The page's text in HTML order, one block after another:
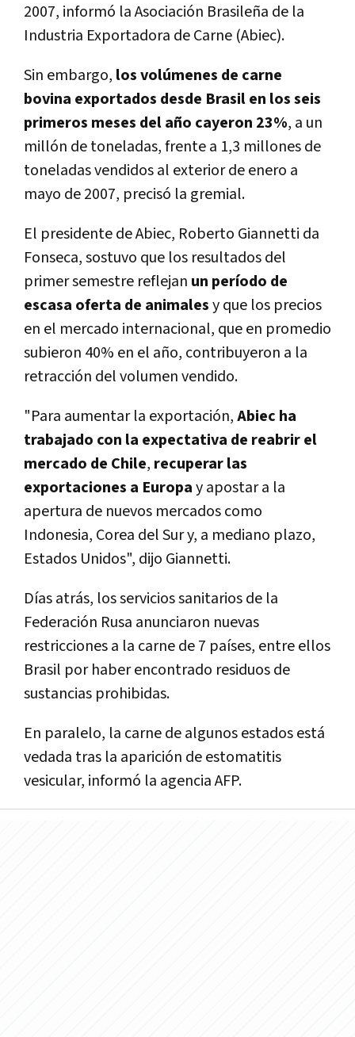
2007, informó la Asociación Brasileña de la
Industria Exportadora de Carne (Abiec).
Sin embargo, los volúmenes de carne
bovina exportados desde Brasil en los seis
primeros meses del año cayeron 23%, a un
millón de toneladas, frente a 1,3 millones de
toneladas vendidos al exterior de enero a
mayo de 2007, precisó la gremial.
El presidente de Abiec, Roberto Giannetti da
Fonseca, sostuvo que los resultados del
primer semestre reflejan un perí­odo de
escasa oferta de animalesy que los precios
en el mercado internacional, que en promedio
subieron 40% en el año, contribuyeron a la
retracción del volumen vendido.
"Para aumentar la exportación,Abiec ha
trabajado con la expectativa de reabrir el
mercado de Chile, recuperar las
exportaciones a Europay apostar a la
apertura de nuevos mercados como
Indonesia, Corea del Sur y, a mediano plazo,
Estados Unidos", dijo Giannetti.
Dí­as atrás, los servicios sanitarios de la
Federación Rusa anunciaron nuevas
restricciones a la carne de 7 paí­ses, entre ellos
Brasil por haber encontrado residuos de
sustancias prohibidas.
En paralelo, la carne de algunos estados está
vedada tras la aparición de estomatitis
vesicular, informó la agencia AFP.